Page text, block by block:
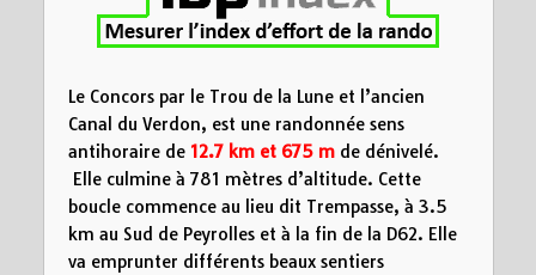
5 10
Distance (km)
Le Concors par le Trou de la Lune et l’ancien
Canal du Verdon, est une randonnée sens
antihoraire de 12.7 km et 675 mde dénivelé.
Elle culmine à 781 mètres d’altitude. Cette
boucle commence au lieu dit Trempasse, à 3.5
km au Sud de Peyrolles et à la fin de la D62. Elle
va emprunter différents beaux sentiers